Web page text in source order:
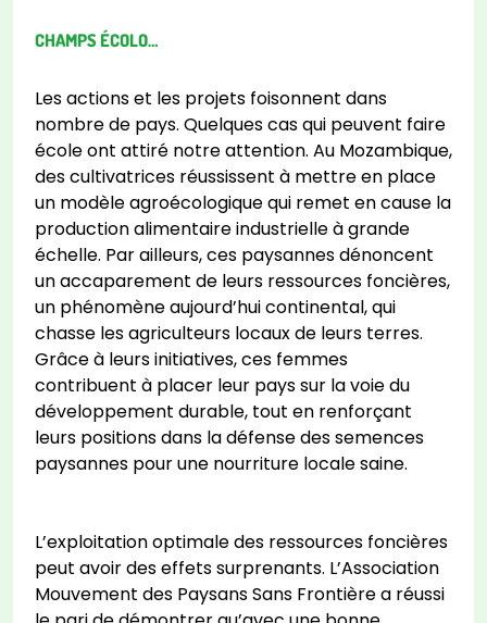
CHAMPS ÉCOLO…
Les actions et les projets foisonnent dans
nombre de pays. Quelques cas qui peuvent faire
école ont attiré notre attention. Au Mozambique,
des cultivatrices réussissent à mettre en place
un modèle agroécologique qui remet en cause la
production alimentaire industrielle à grande
échelle. Par ailleurs, ces paysannes dénoncent
un accaparement de leurs ressources foncières,
un phénomène aujourd’hui continental, qui
chasse les agriculteurs locaux de leurs terres.
Grâce à leurs initiatives, ces femmes
contribuent à placer leur pays sur la voie du
développement durable, tout en renforçant
leurs positions dans la défense des semences
paysannes pour une nourriture locale saine.
L’exploitation optimale des ressources foncières
peut avoir des effets surprenants. L’Association
Mouvement des Paysans Sans Frontière a réussi